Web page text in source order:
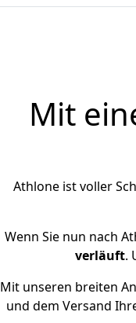
Mit
Athlone ist voller
Wenn Sie nun nach
verläuft.
Mit unseren breiten
und dem Versand